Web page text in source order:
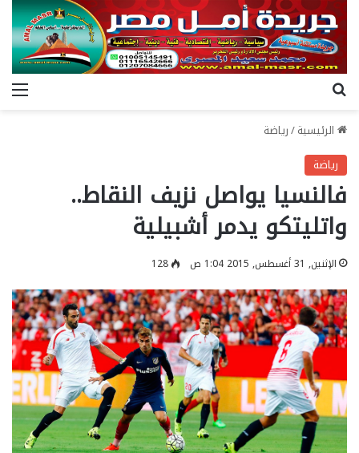
الرئيسية/رياضة
رياضة
فالنسيا يواصل نزيف النقاط..
واتليتكو يدمر أشبيلية
الإثنين, 31 أغسطس, 2015 1:04 ص 128